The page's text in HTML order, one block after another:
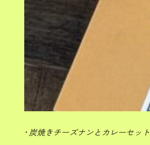
• 炭焼きチーズナンとカレーセット